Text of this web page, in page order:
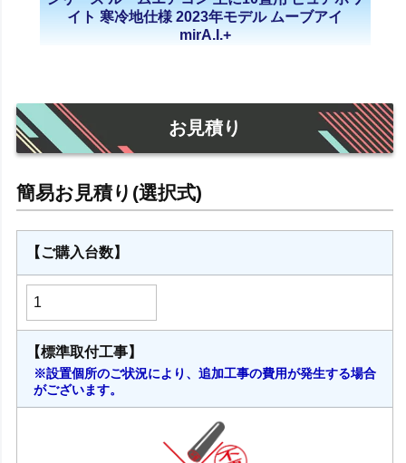
イト 寒冷地仕様 2023年モデル ムーブアイ
mirA.I.+
お見積り
【ご購入台数】
【標準取付工事】
※設置個所のご状況により、追加工事の費用が発生する場合
がございます。